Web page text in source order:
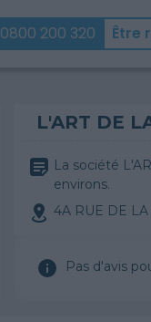
0800 200 320 Être
L'ART DE
La société
environs.
4A RUE DE LA
Pas d'avis